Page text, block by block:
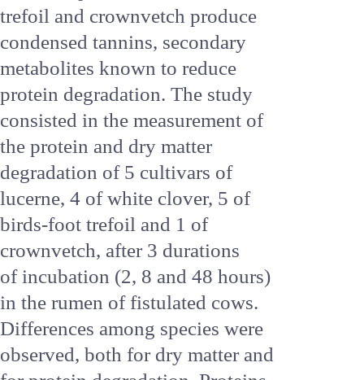
which are rapidly degraded in the
rumen ; their dietary efficiency
is therefore poor. But birds-foot
trefoil and crownvetch produce
condensed tannins, secondary
metabolites known to reduce
protein degradation. The study
consisted in the measurement
of the protein and dry matter
degradation of 5 cultivars of
lucerne, 4 of white clover, 5 of
birds-foot trefoil and 1 of
crownvetch, after 3 durations
of incubation (2, 8 and 48